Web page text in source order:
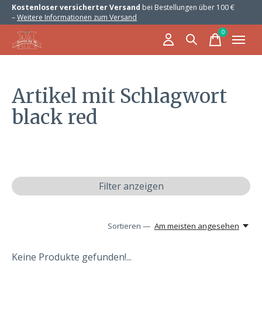
Kostenloser versicherter Versand bei Bestellungen über 100 €
–Weitere Informationen zum Versand
0items
Artikel mit Schlagwort
black red
Filter anzeigen
Sortieren — Am meisten angesehen
Keine Produkte gefunden!...